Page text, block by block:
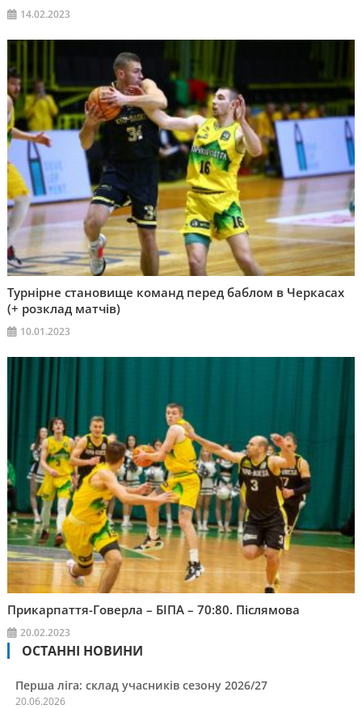
14.02.2023
Турнірне становище команд перед баблом в Черкасах
(+ розклад матчів)
10.01.2023
Прикарпаття-Говерла – БІПА – 70:80. Післямова
20.02.2023
ОСТАННІ НОВИНИ
Перша ліга: склад учасників сезону 2026/27
20.06.2026